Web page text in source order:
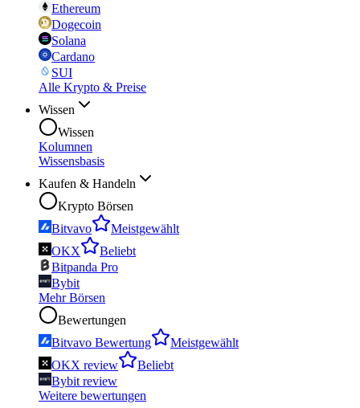
Ethereum
Dogecoin
Solana
Cardano
SUI
Alle Krypto & Preise
Wissen
Wissen
Kolumnen
Wissensbasis
Kaufen & Handeln
Krypto Börsen
Bitvavo
Meistgewählt
OKX
Beliebt
Bitpanda Pro
Bybit
Mehr Börsen
Bewertungen
Bitvavo Bewertung
Meistgewählt
OKX review
Beliebt
Bybit review
Weitere bewertungen